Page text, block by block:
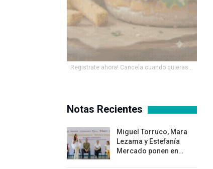
Registrate ahora! Cancela cuando quieras...
Notas Recientes
Miguel Torruco, Mara
Lezama y Estefanía
Mercado ponen en…